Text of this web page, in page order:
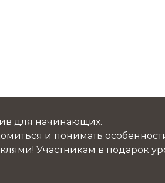
для начинающих.
и понимать
Участникам в подарок